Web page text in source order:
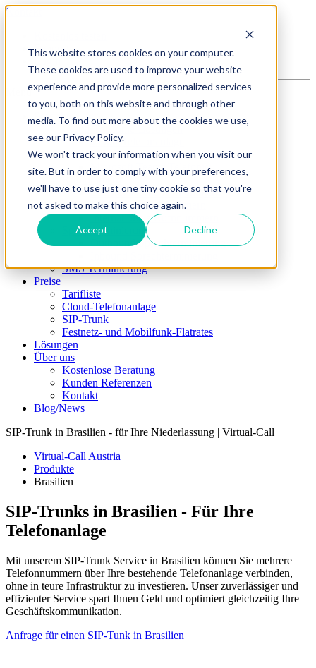
This website stores cookies on your computer.
These cookies are used to improve your website
experience and provide more personalized services
to you, both on this website and through other
media. To find out more about the cookies we use,
see our Privacy Policy.
We won't track your information when you visit our
site. But in order to comply with your preferences,
we'll have to use just one tiny cookie so that you're
not asked to make this choice again.
Accept Decline
Kontakt
Support
Menu
Produkte
Cloud-Telefonanlage
SIP-Trunk
Microsoft Teams Telefonie
Österreichische Rufnummern
0800er Service-Nummern
Internationale Rufnnummern
Sprachterminierung
Outbound Sprachterminierung
SMS Terminierung
Preise
Tarifliste
Cloud-Telefonanlage
SIP-Trunk
Festnetz- und Mobilfunk-Flatrates
Lösungen
Über uns
Kostenlose Beratung
Kunden Referenzen
Kontakt
Blog/News
SIP-Trunk in Brasilien - für Ihre Niederlassung | Virtual-Call
Virtual-Call Austria
Produkte
Brasilien
SIP-Trunks in Brasilien - Für Ihre
Telefonanlage
Mit unserem SIP-Trunk Service in Brasilien können Sie mehrere
Telefonnummern über Ihre bestehende Telefonanlage verbinden,
ohne in teure Infrastruktur zu investieren. Unser zuverlässiger und
effizienter Service spart Ihnen Geld und optimiert gleichzeitig Ihre
Geschäftskommunikation.
Anfrage für einen SIP-Tunk in Brasilien